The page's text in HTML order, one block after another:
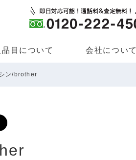
品⽬について 会社について
ン/brother